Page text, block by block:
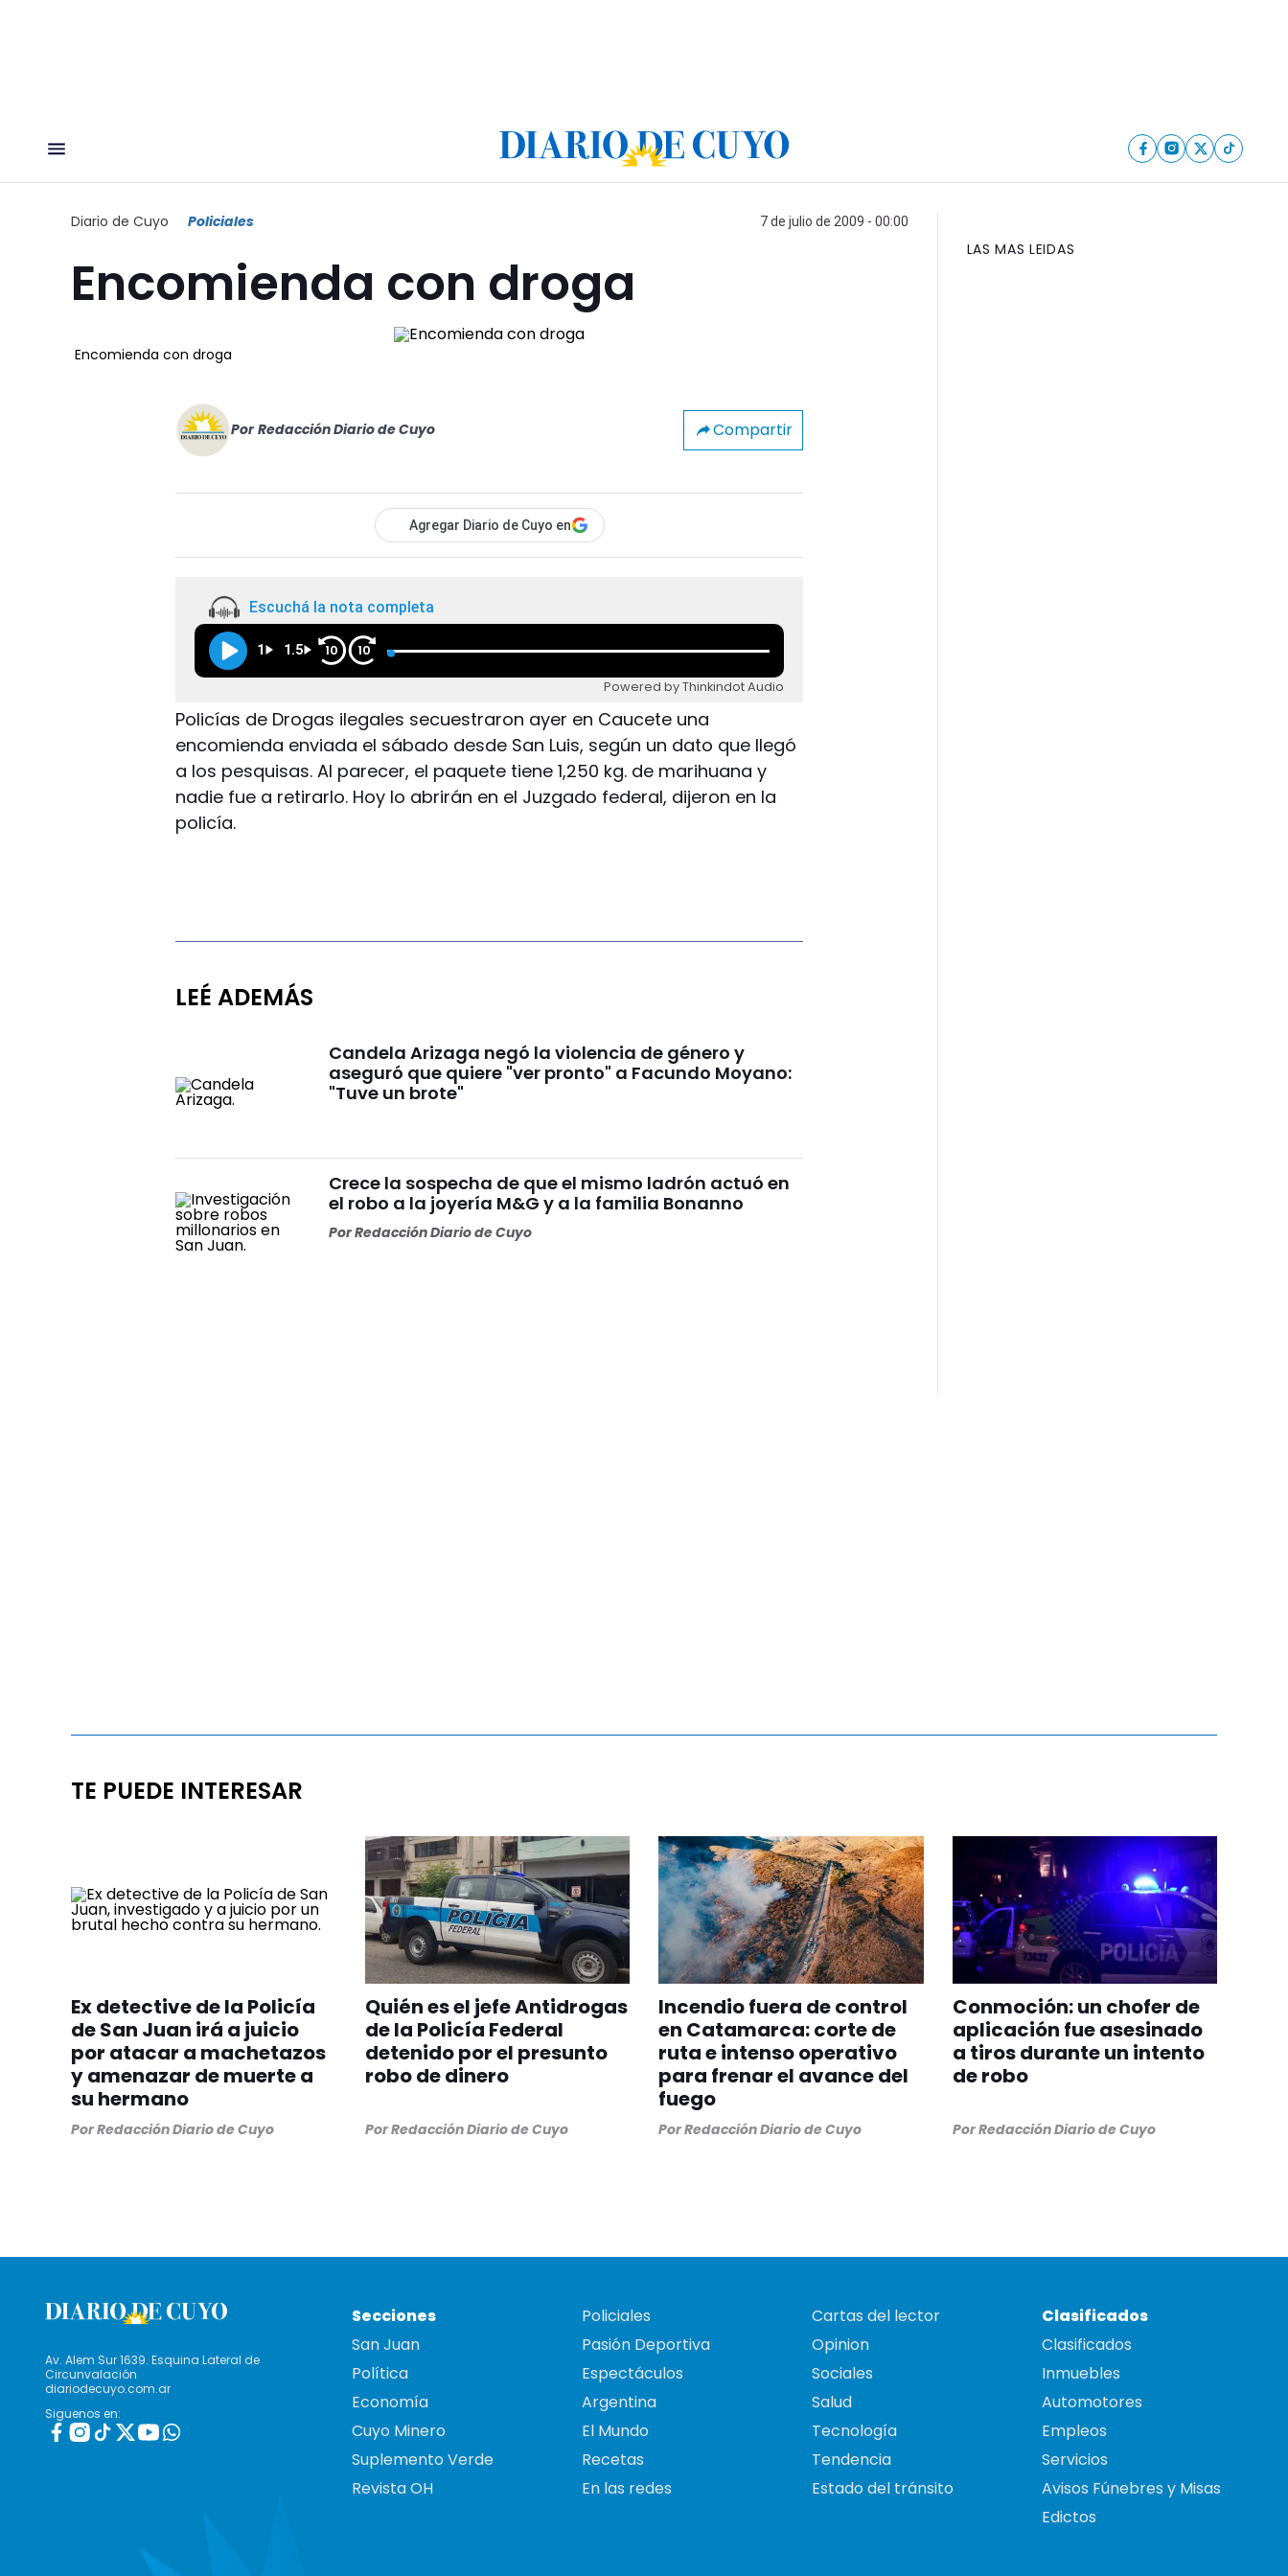
Diario de Cuyo Policiales 7 de julio de 2009 - 00:00
Encomienda con droga
Encomienda con droga
Por Redacción Diario de Cuyo Compartir
Agregar Diario de Cuyo en
Escuchá la nota completa
1 1.5 10 10
Powered by Thinkindot Audio
Policías de Drogas ilegales secuestraron ayer en Caucete una
encomienda enviada el sábado desde San Luis, según un dato que llegó
a los pesquisas. Al parecer, el paquete tiene 1,250 kg. de marihuana y
nadie fue a retirarlo. Hoy lo abrirán en el Juzgado federal, dijeron en la
policía.
LEÉ ADEMÁS
Candela Arizaga negó la violencia de género y
aseguró que quiere "ver pronto" a Facundo Moyano:
"Tuve un brote"
Crece la sospecha de que el mismo ladrón actuó en
el robo a la joyería M&G y a la familia Bonanno
PorRedacción Diario de Cuyo
LAS MAS LEIDAS
TE PUEDE INTERESAR
Ex detective de la Policía
de San Juan irá a juicio
por atacar a machetazos
y amenazar de muerte a
su hermano
PorRedacción Diario de Cuyo
Quién es el jefe Antidrogas
de la Policía Federal
detenido por el presunto
robo de dinero
PorRedacción Diario de Cuyo
Incendio fuera de control
en Catamarca: corte de
ruta e intenso operativo
para frenar el avance del
fuego
PorRedacción Diario de Cuyo
Conmoción: un chofer de
aplicación fue asesinado
a tiros durante un intento
de robo
PorRedacción Diario de Cuyo
Av. Alem Sur 1639. Esquina Lateral de
Circunvalación
diariodecuyo.com.ar
Siguenos en:
Secciones
San Juan
Política
Economía
Cuyo Minero
Suplemento Verde
Revista OH
Policiales
Pasión Deportiva
Espectáculos
Argentina
El Mundo
Recetas
En las redes
Cartas del lector
Opinion
Sociales
Salud
Tecnología
Tendencia
Estado del tránsito
Clasificados
Clasificados
Inmuebles
Automotores
Empleos
Servicios
Avisos Fúnebres y Misas
Edictos